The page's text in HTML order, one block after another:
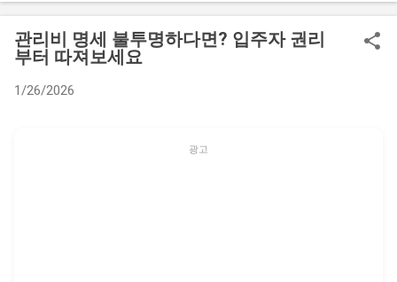
주신 돈까지 나누는 게 맞는지에 대한 억울함을 토로하는 분들
이 무척 많으셨거든요. 그래서 오늘은 복잡한 법리와 판례를 최
대한 쉽게 풀어서 실제 도움이 될 만한 기준을 정리해드리려고
합니다. 가장 기본적인 원칙부터 짚어보면 전세보증금은 단순
이혼 시 재산분할의 대상에 포함된다는 점을 꼭 기억하셔야 합
관리비 명세 불투명하다면? 입주자 권리
부터 따져보세요
1/26/2026
광고